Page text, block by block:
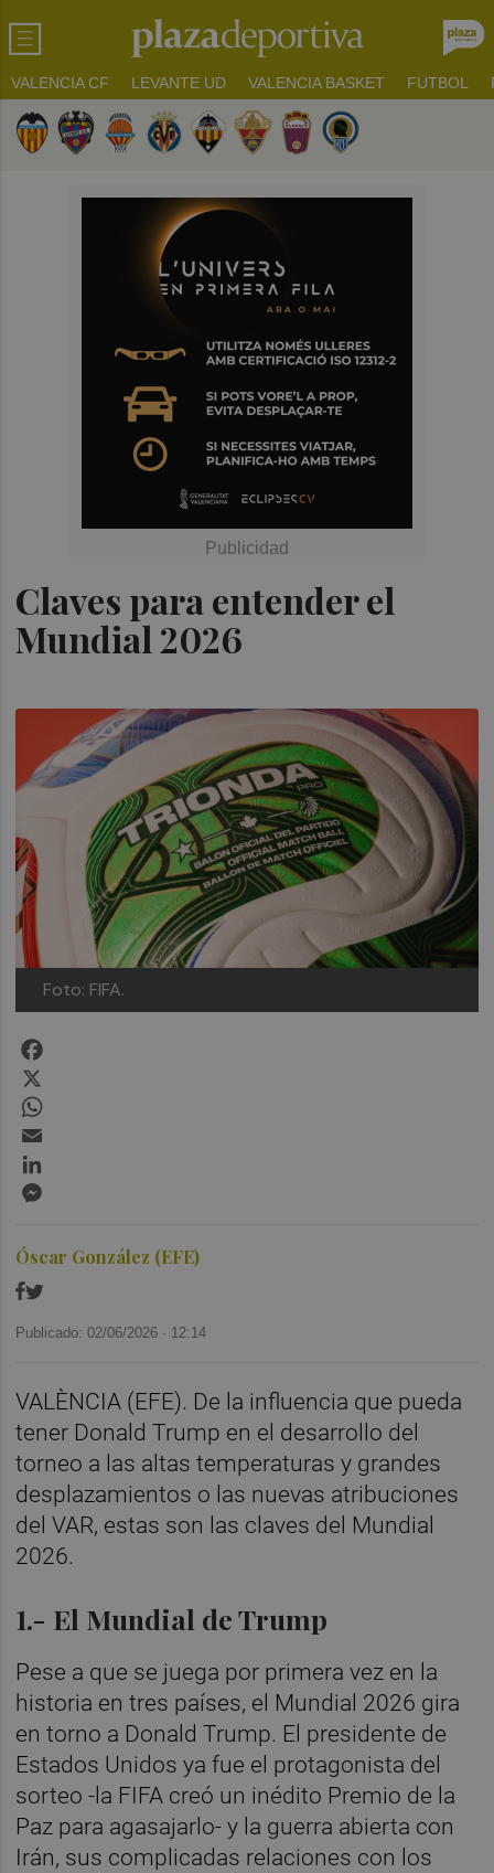
VALENCIA CF LEVANTE UD VALENCIA BASKET FUTBOL
Claves para entender el
Mundial 2026
Foto: FIFA.
Óscar González (EFE)
Publicado: 02/06/2026 · 12:14
VALÈNCIA (EFE). De la influencia que pueda
tener Donald Trump en el desarrollo del
torneo a las altas temperaturas y grandes
desplazamientos o las nuevas atribuciones
del VAR, estas son las claves del Mundial
2026.
1.- El Mundial de Trump
Pese a que se juega por primera vez en la
historia en tres países, el Mundial 2026 gira
en torno a Donald Trump. El presidente de
Estados Unidos ya fue el protagonista del
sorteo -la FIFA creó un inédito Premio de la
Paz para agasajarlo- y la guerra abierta con
Irán, sus complicadas relaciones con los